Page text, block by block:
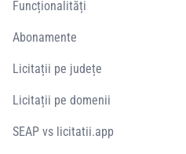
Funcționalități
Abonamente
Licitații pe județe
Licitații pe domenii
SEAP vs licitatii.app